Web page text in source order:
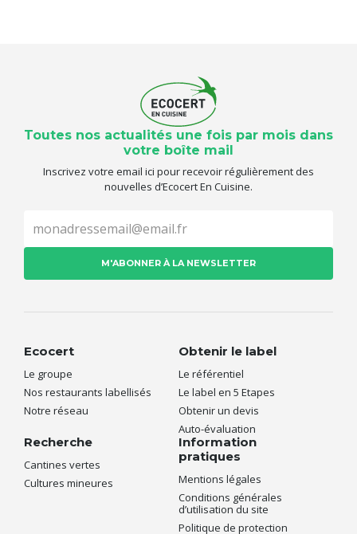
Toutes nos actualités une fois par mois dans
votre boîte mail
Inscrivez votre email ici pour recevoir régulièrement des
nouvelles d’Ecocert En Cuisine.
Ecocert
Le groupe
Nos restaurants labellisés
Notre réseau
Obtenir le label
Le référentiel
Le label en 5 Etapes
Obtenir un devis
Auto-évaluation
Recherche
Cantines vertes
Cultures mineures
Information
pratiques
Mentions légales
Conditions générales
d’utilisation du site
Politique de protection